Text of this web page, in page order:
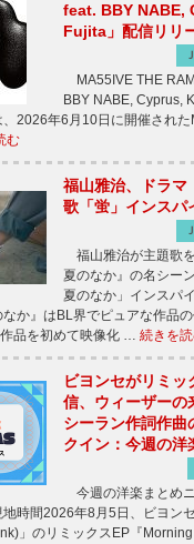
feat. BBY NABE,
Fujita」配信リリ
MA55IVE THE
BBY NABE, Cyprus,
2026年6月10日に開催された
む
福山雅治、ドラマ
歌「蛍」インスパ
福山雅治が主題歌
夏のなか』の名シー
夏のなか」インスパ
か』はBL界でピュアな作品の
品を初めて映像化 … 続きを
ビヨンセがリミッ
信、ウィーザーの
シーラン作詞作曲
クイン：今週の洋
今週の洋楽まとめ
時間2026年8月5日、ビヨン
」のリミックスEP『